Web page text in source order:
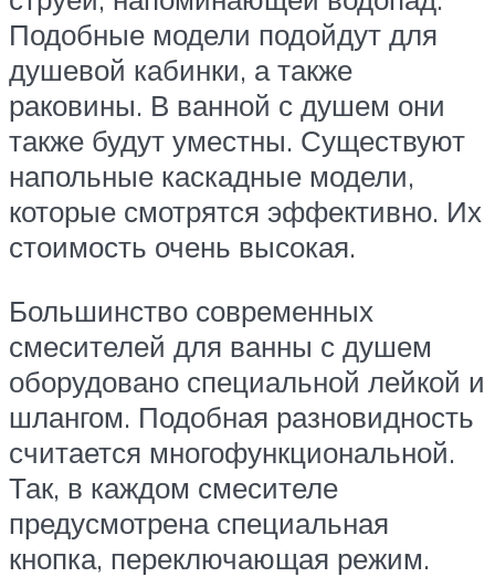
Подобные модели подойдут для
душевой кабинки, а также
раковины. В ванной с душем они
также будут уместны. Существуют
напольные каскадные модели,
которые смотрятся эффективно. Их
стоимость очень высокая.
Большинство современных
смесителей для ванны с душем
оборудовано специальной лейкой и
шлангом. Подобная разновидность
считается многофункциональной.
Так, в каждом смесителе
предусмотрена специальная
кнопка, переключающая режим.